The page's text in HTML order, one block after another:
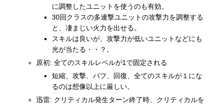
に調整したユニットを使うのも有効。
30回クラスの多連撃ユニットの攻撃力を調整する
と、凄まじい火力を出せる。
スキルは良いが、攻撃力が低いユニットなどにも
光が当たる・・？。
原初: 全てのスキルレベルが1で固定される
短縮、攻撃、バフ、回復、全てのスキルが１にな
るのは想像以上に厳しい。
迅雷: クリティカル発生ターン終了時、クリティカルを